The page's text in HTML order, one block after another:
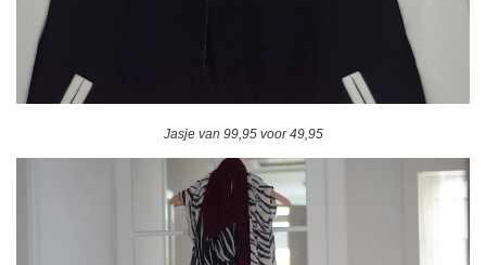
Jasje van 99,95 voor 49,95